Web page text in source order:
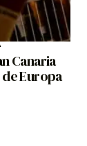
Canaria
Europa